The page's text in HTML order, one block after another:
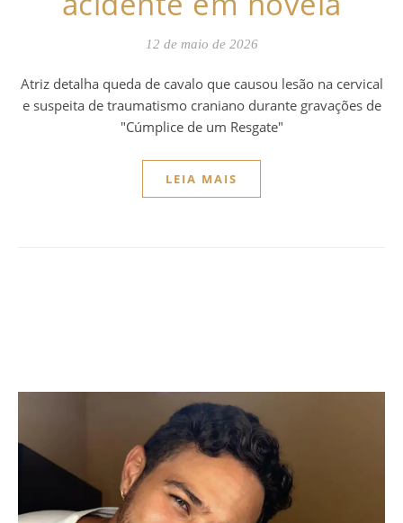
12 de maio de 2026
Atriz detalha queda de cavalo que causou lesão na cervical
e suspeita de traumatismo craniano durante gravações de
"Cúmplice de um Resgate"
LEIA MAIS